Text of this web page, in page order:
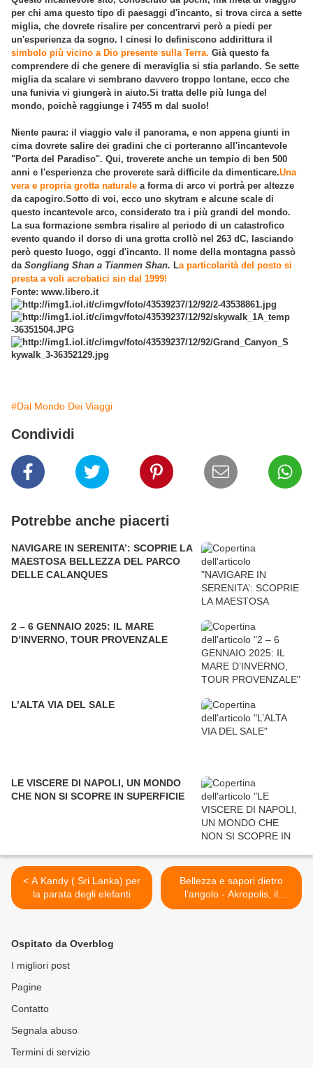
per chi ama questo tipo di paesaggi d'incanto, si trova circa a sette
miglia, che dovrete risalire per concentrarvi però a piedi per
un'esperienza da sogno. I cinesi lo definiscono addirittura il
simbolo più vicino a Dio presente sulla Terra. Già questo fa
comprendere di che genere di meraviglia si stia parlando. Se sette
miglia da scalare vi sembrano davvero troppo lontane, ecco che
una funivia vi giungerà in aiuto.Si tratta delle più lunga del
mondo, poichè raggiunge i 7455 m dal suolo!
Niente paura: il viaggio vale il panorama, e non appena giunti in
cima dovrete salire dei gradini che ci porteranno all'incantevole
"Porta del Paradiso". Qui, troverete anche un tempio di ben 500
anni e l'esperienza che proverete sarà difficile da dimenticare.Una
vera e propria grotta naturale a forma di arco vi portrà per altezze
da capogiro.Sotto di voi, ecco uno skytram e alcune scale di
questo incantevole arco, considerato tra i più grandi del mondo.
La sua formazione sembra risalire al periodo di un catastrofico
evento quando il dorso di una grotta crollò nel 263 dC, lasciando
però questo luogo, oggi d'incanto. Il nome della montagna passò
da Songliang Shan a Tianmen Shan. La particolarità del posto si
presta a voli acrobatici sin dal 1999!
Fonte: www.libero.it
#Dal Mondo Dei Viaggi
Condividi
Potrebbe anche piacerti
NAVIGARE IN SERENITA’: SCOPRIE LA
MAESTOSA BELLEZZA DEL PARCO
DELLE CALANQUES
2 – 6 GENNAIO 2025: IL MARE
D’INVERNO, TOUR PROVENZALE
L’ALTA VIA DEL SALE
LE VISCERE DI NAPOLI, UN MONDO
CHE NON SI SCOPRE IN SUPERFICIE
< A Kandy ( Sri Lanka) per
la parata degli elefanti
Bellezza e sapori dietro
l’angolo - Akropolis, il
territorio si racconta >
Ospitato da Overblog
I migliori post
Pagine
Contatto
Segnala abuso
Termini di servizio